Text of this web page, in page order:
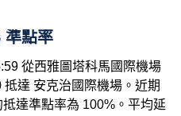
準點率
從西雅圖塔科馬國際機場
達 安克治國際機場。近期
達準點率為 100%。平均延